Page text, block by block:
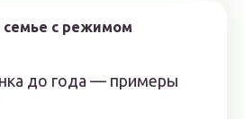
до года — примеры